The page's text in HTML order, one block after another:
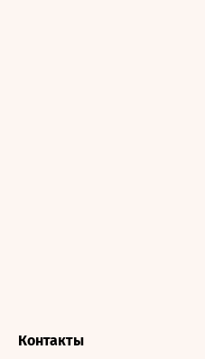
Контакты